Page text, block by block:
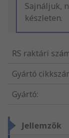
Sajnáljuk,
készleten.
RS raktári
Gyártó
Gyártó:
Jellemzők